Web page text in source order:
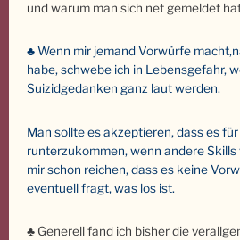
und warum man sich net gemeldet
♣ Wenn mir jemand Vorwürfe
habe, schwebe ich in Lebensgefahr,
Suizidgedanken ganz laut werden.
Man sollte es akzeptieren, dass es
runterzukommen, wenn andere Skills
mir schon reichen, dass es keine
eventuell fragt, was los ist.
♣ Generell fand ich bisher die